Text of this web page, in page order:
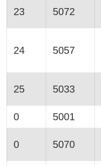
23 5072
24 5057
25 5033
0 5001
0 5070